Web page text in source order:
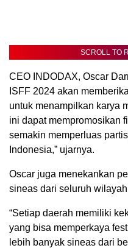
SCROLL TO
CEO INDODAX, Oscar
ISFF 2024 akan
untuk menampilkan karya
ini dapat mempromosikan
semakin memperluas
Indonesia,” ujarnya.
Oscar juga menekankan
sineas dari seluruh
“Setiap daerah memiliki
yang bisa memperkaya
lebih banyak sineas dari